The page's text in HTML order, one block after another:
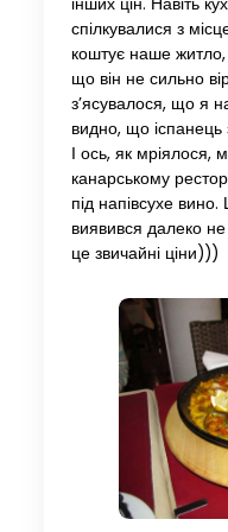
спілкувалися з
коштує наше житло,
що він не сильно
з’ясувалося, що я
видно, що
І ось, як мріялося,
канарському
під напівсухе
виявився далеко
це звичайні ціни)))